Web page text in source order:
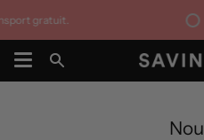
la
conținut
gratuit.
Căutare